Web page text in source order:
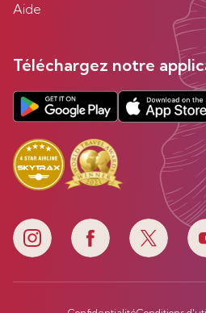
Aide
Téléchargez notre